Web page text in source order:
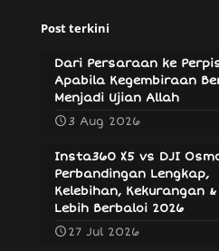
Post terkini
Dari Persaraan ke
Apabila Kegembiraan
Menjadi Ujian Allah
3 Aug 2026
Insta360 X5 vs DJI
Perbandingan Lengkap,
Kelebihan, Kekurangan
Lebih Berbaloi 2026
27 Jul 2026